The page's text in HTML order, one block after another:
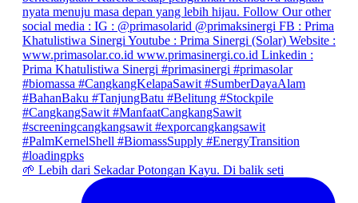
🌱 Lebih dari Sekadar Potongan Kayu. Di balik seti